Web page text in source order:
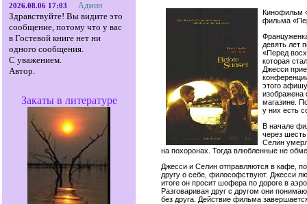
2026.08.06 17:03 Админ
Здравствуйте! Вы видите это
сообщение, потому что у вас
в Гостевой книге нет ни
одного сообщения.
С уважением.
Автор.
Закаты в литературе
Кинофильм
фильма
девять лет
«Перед
которая
Джесси
этого
изображена
магазине.
у них есть
В начале
через
Селин
на похоронах. Тогда влюбленные не
Джесси и Селин отправляются в кафе,
другу о себе, философствуют. Джесси
итоге он просит шофера по дороге в
Разговаривая друг с другом они
без друга. Действие фильма